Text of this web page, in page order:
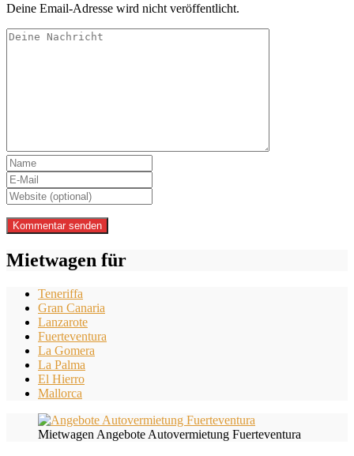
Deine Email-Adresse wird nicht veröffentlicht.
Mietwagen für
Teneriffa
Gran Canaria
Lanzarote
Fuerteventura
La Gomera
La Palma
El Hierro
Mallorca
Mietwagen Angebote Autovermietung Fuerteventura